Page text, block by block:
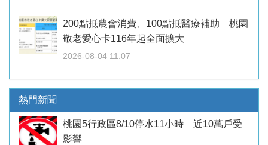
200點抵農會消費、100點抵醫療補助 桃園
敬老愛心卡116年起全面擴大
2026-08-04 11:07
熱門新聞
桃園5行政區8/10停水11小時 近10萬戶受
影響